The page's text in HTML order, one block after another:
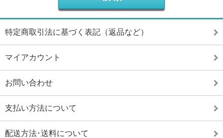
特定商取引法に基づく表記（返品など）
マイアカウント
お問い合わせ
支払い方法について
配送方法･送料について